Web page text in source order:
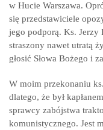
w Hucie Warszawa.
się przedstawiciele
jego podporą. Ks. Jerzy
straszony nawet utratą
głosić Słowa Bożego i
W moim przekonaniu
dlatego, że był
sprawcy zabójstwa
komunistycznego. Jest